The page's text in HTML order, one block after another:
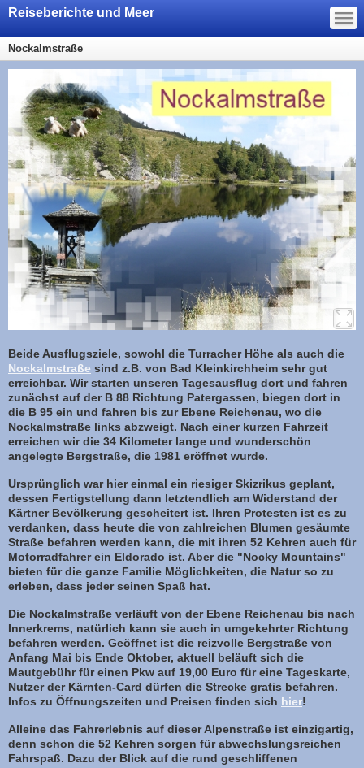
Reiseberichte und Meer —
—
—
Nockalmstraße
Beide Ausflugsziele, sowohl die Turracher Höhe als auch die
Nockalmstraße sind z.B. von Bad Kleinkirchheim sehr gut
erreichbar. Wir starten unseren Tagesausflug dort und fahren
zunächst auf der B 88 Richtung Patergassen, biegen dort in
die B 95 ein und fahren bis zur Ebene Reichenau, wo die
Nockalmstraße links abzweigt. Nach einer kurzen Fahrzeit
erreichen wir die 34 Kilometer lange und wunderschön
angelegte Bergstraße, die 1981 eröffnet wurde.
Ursprünglich war hier einmal ein riesiger Skizrikus geplant,
dessen Fertigstellung dann letztendlich am Widerstand der
Kärtner Bevölkerung gescheitert ist. Ihren Protesten ist es zu
verdanken, dass heute die von zahlreichen Blumen gesäumte
Straße befahren werden kann, die mit ihren 52 Kehren auch für
Motorradfahrer ein Eldorado ist. Aber die "Nocky Mountains"
bieten für die ganze Familie Möglichkeiten, die Natur so zu
erleben, dass jeder seinen Spaß hat.
Die Nockalmstraße verläuft von der Ebene Reichenau bis nach
Innerkrems, natürlich kann sie auch in umgekehrter Richtung
befahren werden. Geöffnet ist die reizvolle Bergstraße von
Anfang Mai bis Ende Oktober, aktuell beläuft sich die
Mautgebühr für einen Pkw auf 19,00 Euro für eine Tageskarte,
Nutzer der Kärnten-Card dürfen die Strecke gratis befahren.
Infos zu Öffnungszeiten und Preisen finden sich hier!
Alleine das Fahrerlebnis auf dieser Alpenstraße ist einzigartig,
denn schon die 52 Kehren sorgen für abwechslungsreichen
Fahrspaß. Dazu der Blick auf die rund geschliffenen